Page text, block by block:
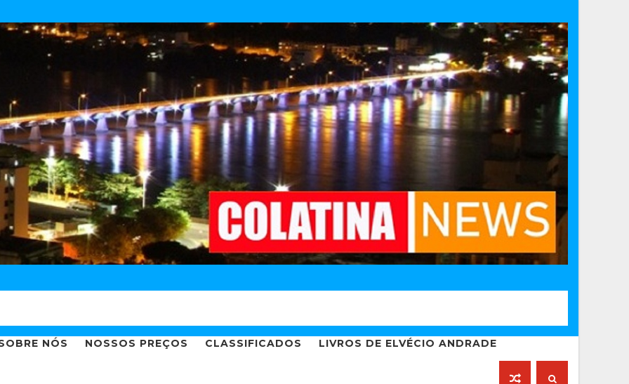
NÓS NOSSOS PREÇOS CLASSIFICADOS LIVROS DE ELVÉCIO ANDRADE